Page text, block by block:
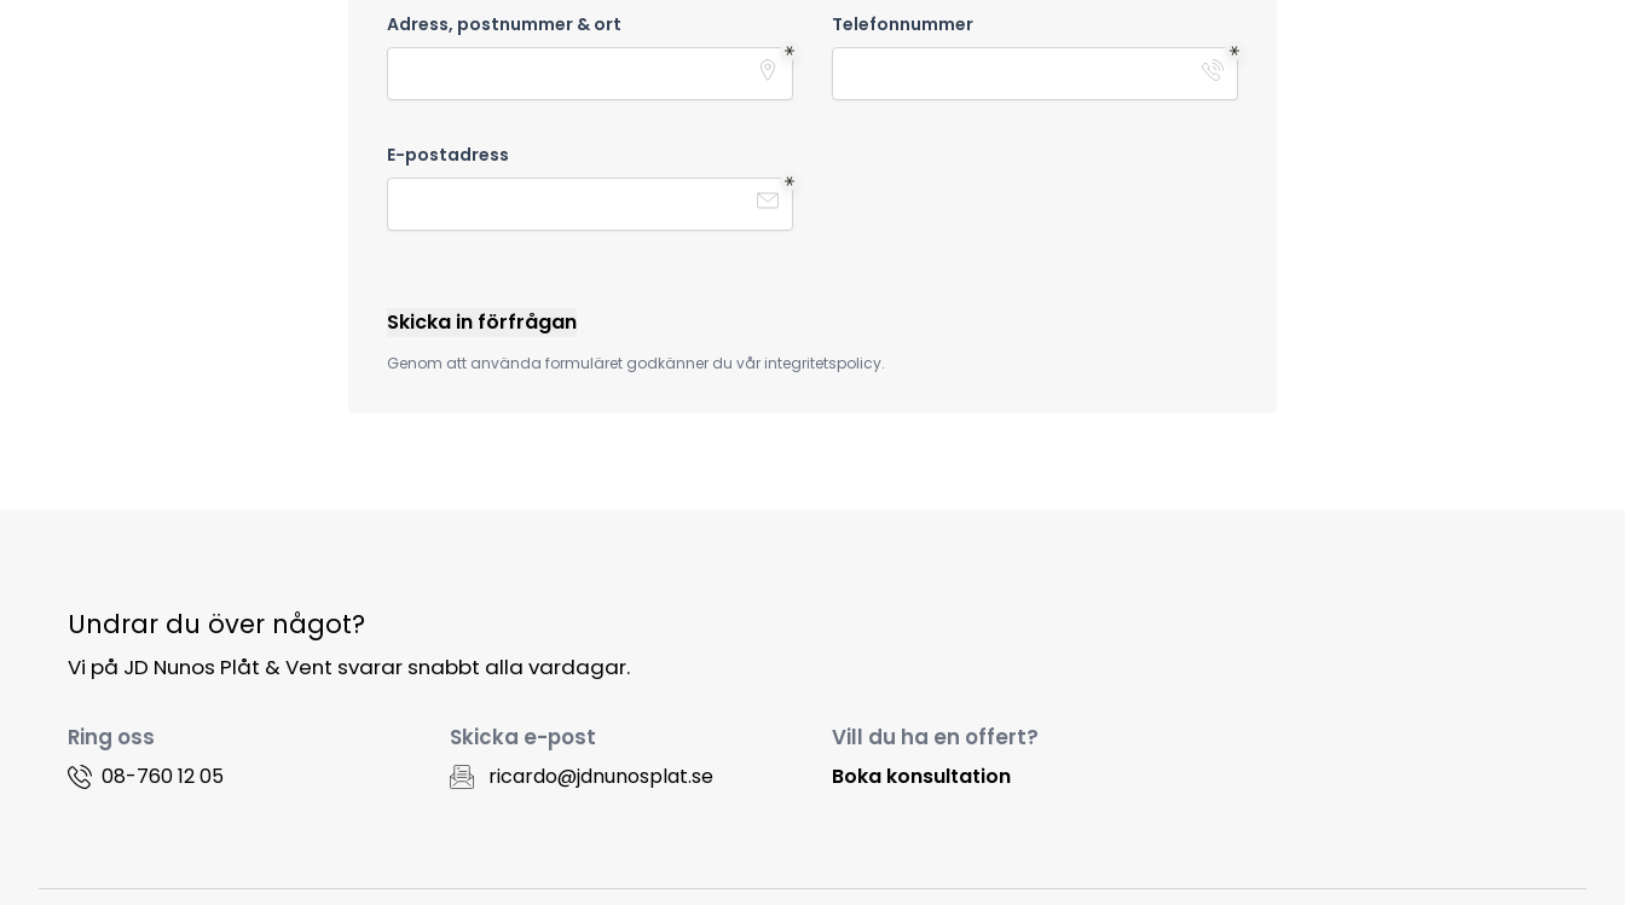
Adress, postnummer & ort Telefonnummer
E-postadress
Skicka in förfrågan
Genom att använda formuläret godkänner du vår integritetspolicy.
Undrar du över något?
Vi på JD Nunos Plåt & Vent svarar snabbt alla vardagar.
Ring oss
08-760 12 05
Skicka e-post
ricardo@jdnunosplat.se
Vill du ha en offert?
Boka konsultation